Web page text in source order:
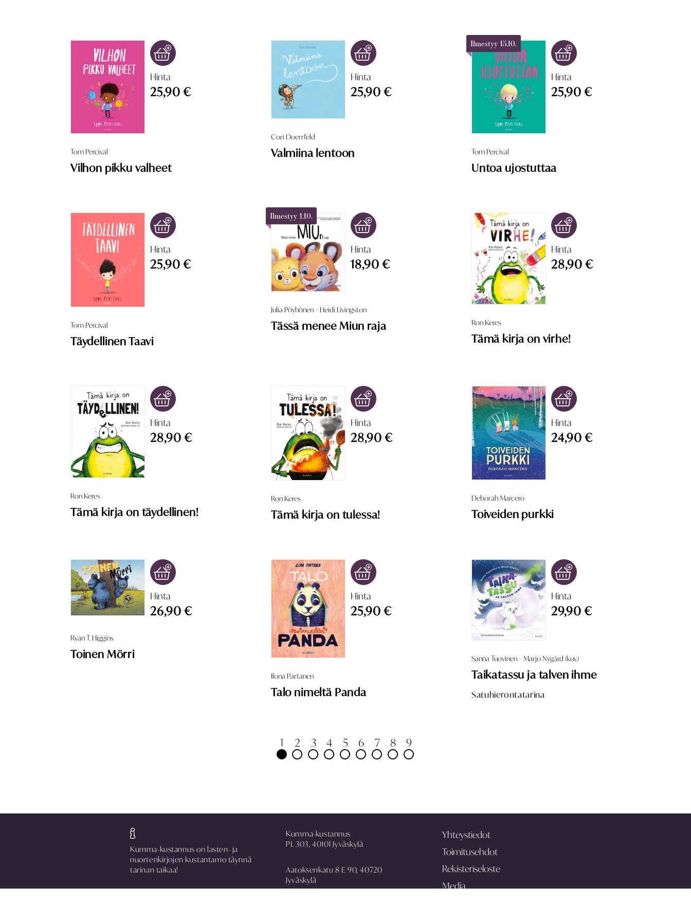
Hinta
25,90 €
Tom Percival
Vilhon pikku valheet
Hinta
25,90 €
Cori Doerrfeld
Valmiina lentoon
Ilmestyy 15.10.
Hinta
25,90 €
Tom Percival
Untoa ujostuttaa
Hinta
25,90 €
Tom Percival
Täydellinen Taavi
Ilmestyy 1.10.
Hinta
18,90 €
Julia Pöyhönen – Heidi Livingston
Tässä menee Miun raja
Hinta
28,90 €
Ron Keres
Tämä kirja on virhe!
Hinta
28,90 €
Ron Keres
Tämä kirja on täydellinen!
Hinta
28,90 €
Ron Keres
Tämä kirja on tulessa!
Hinta
24,90 €
Deborah Marcero
Toiveiden purkki
Hinta
26,90 €
Ryan T. Higgins
Toinen Mörri
Hinta
25,90 €
Ilona Partanen
Talo nimeltä Panda
Hinta
29,90 €
Sanna Tuovinen – Marjo Nygård (kuv.)
Taikatassu ja talven ihme
Satuhierontatarina
1 2 3 4 5 6 7 8 9
Kumma-kustannus on lasten- ja
nuortenkirjojen kustantamo täynnä
tarinan taikaa!
Kumma-kustannus
PL 303, 40101 Jyväskylä
Aatoksenkatu 8 E 90, 40720
Jyväskylä
Yhteystiedot
Toimitusehdot
Rekisteriseloste
Media